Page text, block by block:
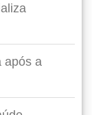
após a